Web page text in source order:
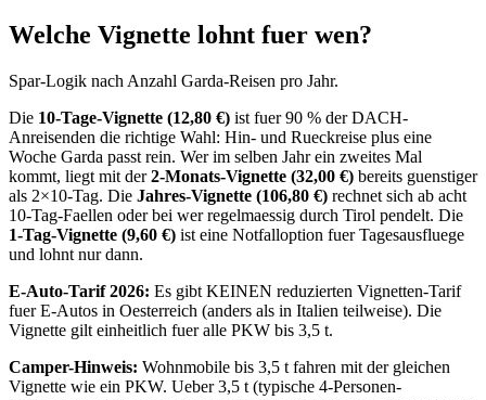
Welche Vignette lohnt fuer wen?
Spar-Logik nach Anzahl Garda-Reisen pro Jahr.
Die 10-Tage-Vignette (12,80 €) ist fuer 90 % der DACH-
Anreisenden die richtige Wahl: Hin- und Rueckreise plus eine
Woche Garda passt rein. Wer im selben Jahr ein zweites Mal
kommt, liegt mit der2-Monats-Vignette (32,00 €) bereits guenstiger
als 2×10-Tag. Die Jahres-Vignette (106,80 €) rechnet sich ab acht
10-Tag-Faellen oder bei wer regelmaessig durch Tirol pendelt. Die
1-Tag-Vignette (9,60 €) ist eine Notfalloption fuer Tagesausfluege
und lohnt nur dann.
E-Auto-Tarif 2026: Es gibt KEINEN reduzierten Vignetten-Tarif
fuer E-Autos in Oesterreich (anders als in Italien teilweise). Die
Vignette gilt einheitlich fuer alle PKW bis 3,5 t.
Camper-Hinweis: Wohnmobile bis 3,5 t fahren mit der gleichen
Vignette wie ein PKW. Ueber 3,5 t (typische 4-Personen-